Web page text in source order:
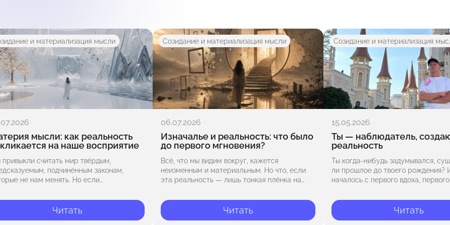
и материализация мысли
мысли: как реальность
на наше восприятие
считать мир твёрдым,
подчинённым законам,
не нам менять. Но если
— она пластична, текуча и
в ответ на наш…
Читать
Созидание и материализация мысли
06.07.2026
Изначалье и реальность: что было
до первого мгновения?
Всё, что мы видим вокруг, кажется
неизменным и материальным. Но что, если
эта реальность — лишь тонкая плёнка на
Изначалья? Что, если мир, в котором мы
живём,…
Читать
Созидание и материализация
15.05.2026
Ты — наблюдатель,
реальность
Ты когда-нибудь задумывался,
ли прошлое до твоего рождения?
началось с первого вдоха, первого
само восприятие времени и
опоры…
Читать